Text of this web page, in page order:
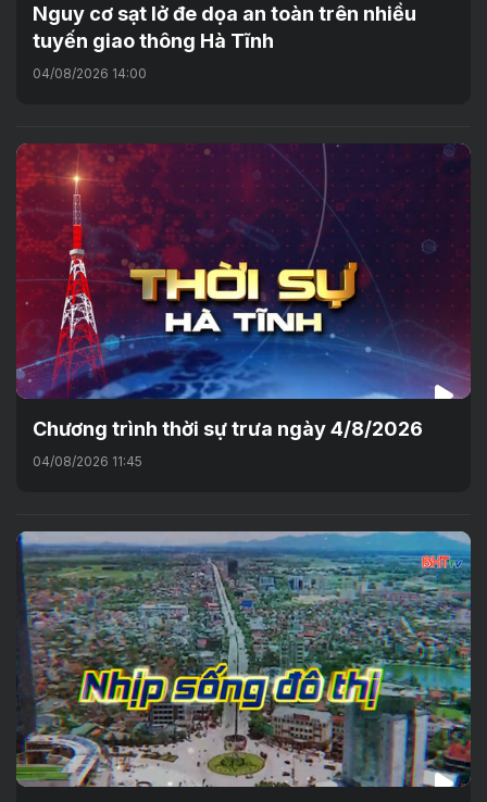
Nguy cơ sạt lở đe dọa an toàn trên nhiều
tuyến giao thông Hà Tĩnh
04/08/2026 14:00
Chương trình thời sự trưa ngày 4/8/2026
04/08/2026 11:45